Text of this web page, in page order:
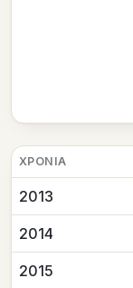
ΧΡΟΝΙΆ
2013
2014
2015